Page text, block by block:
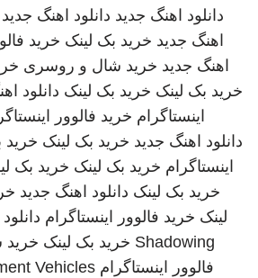
دانلود اهنگ جدید دانلود اهنگ جدید
اهنگ جدید خرید بک لینک خرید
اهنگ جدید خرید شال و روسری
خرید بک لینک خرید بک لینک دانلود
اینستاگرام خرید فالوور
دانلود اهنگ جدید خرید بک لینک خرید
اینستاگرام خرید بک لینک خرید بک
خرید بک لینک دانلود اهنگ جدید
لینک خرید فالوور اینستاگرام
Shadowing خرید بک لینک
فالوور اینستاگرام Vehicles